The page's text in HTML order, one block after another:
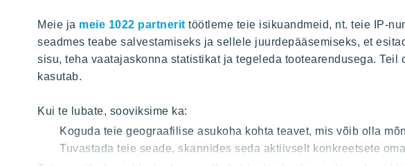
Meie ja meie 1022 partnerit töötleme teie isikuandmeid, nt. teie IP-
seadmes teabe salvestamiseks ja sellele juurdepääsemiseks, et
sisu, teha vaatajaskonna statistikat ja tegeleda tootearendusega.
kasutab.
Kui te lubate, sooviksime ka:
Koguda teie geograafilise asukoha kohta teavet, mis võib olla
Tuvastada teie seade, skannides seda aktiivselt konkreetsete
+372 665 2100
yit@yit.ee
Registrikood: 10093801
KMKR: EE100210897